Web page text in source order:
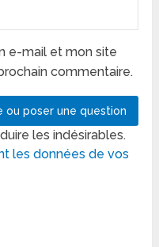
e-mail et mon site
commentaire.
les indésirables.
les données de vos